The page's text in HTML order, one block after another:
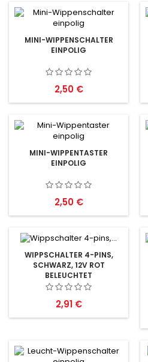
MINI-WIPPENSCHALTER
EINPOLIG
Preis
2,50 €
MINI-WIPPENTASTER
EINPOLIG
Preis
2,50 €
WIPPSCHALTER 4-PINS,
SCHWARZ, 12V ROT
BELEUCHTET
Preis
2,91 €